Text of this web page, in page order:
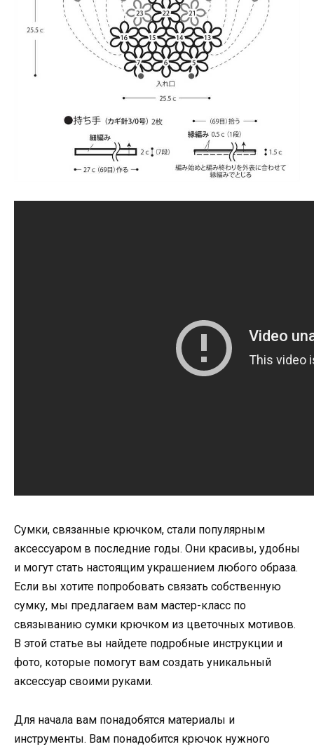
Сумки, связанные крючком, стали популярным
аксессуаром в последние годы. Они красивы, удобны
и могут стать настоящим украшением любого образа.
Если вы хотите попробовать связать собственную
сумку, мы предлагаем вам мастер-класс по
связыванию сумки крючком из цветочных мотивов.
В этой статье вы найдете подробные инструкции и
фото, которые помогут вам создать уникальный
аксессуар своими руками.
Для начала вам понадобятся материалы и
инструменты. Вам понадобится крючок нужного